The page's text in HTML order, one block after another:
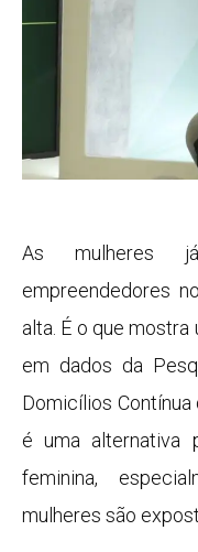
As mulheres
empreendedores
alta. É o que
em dados da
Domicílios
é uma alternativa
feminina,
mulheres são